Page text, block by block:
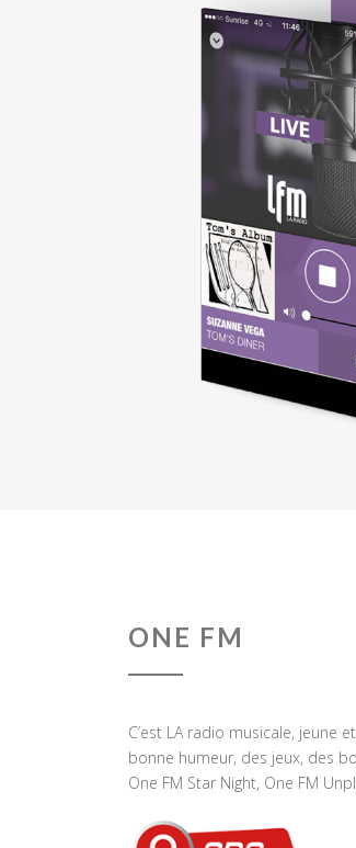
ONE FM
C’est LA radio musicale, jeune
bonne humeur, des jeux, des
One FM Star Night, One FM